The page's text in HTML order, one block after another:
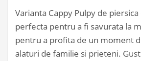
Varianta Cappy Pulpy de
perfecta pentru a fi savurata la
pentru a profita de un moment
alaturi de familie si prieteni.